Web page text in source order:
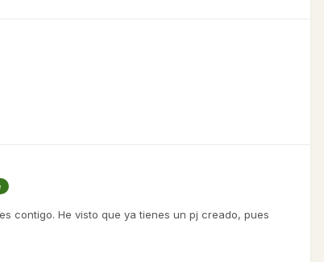
contigo. He visto que ya tienes un pj creado, pues